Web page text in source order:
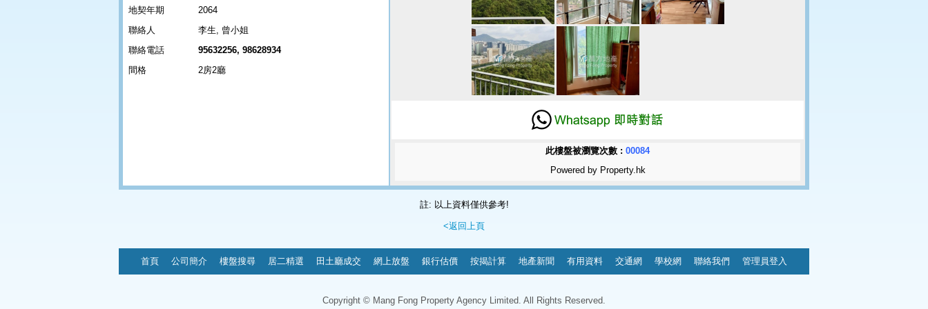
地契年期
2064
聯絡人
李生, 曾小姐
聯絡電話
95632256, 98628934
間格
2房2廳
此樓盤被瀏覽次數 : 00084
Powered by Property.hk
註: 以上資料僅供參考!
<返回上頁
首頁 公司簡介 樓盤搜尋 居二精選 田土廳成交 網上放盤 銀行估價 按揭計算 地產新聞 有用資料 交通網 學校網 聯絡我們 管理員登入
Copyright © Mang Fong Property Agency Limited. All Rights Reserved.